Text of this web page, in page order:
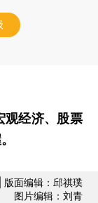
观经济、股票
版面编辑：邱祺璞
图片编辑：刘青